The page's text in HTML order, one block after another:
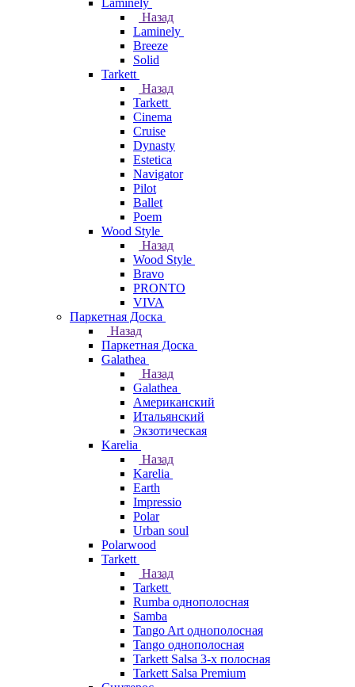
Laminely
Назад
Laminely
Breeze
Solid
Tarkett
Назад
Tarkett
Cinema
Cruise
Dynasty
Estetica
Navigator
Pilot
Ballet
Poem
Wood Style
Назад
Wood Style
Bravo
PRONTO
VIVA
Паркетная Доска
Назад
Паркетная Доска
Galathea
Назад
Galathea
Американский
Итальянский
Экзотическая
Karelia
Назад
Karelia
Earth
Impressio
Polar
Urban soul
Polarwood
Tarkett
Назад
Tarkett
Rumba однополосная
Samba
Tango Art однополосная
Tango однополосная
Tarkett Salsa 3-х полосная
Tarkett Salsa Premium